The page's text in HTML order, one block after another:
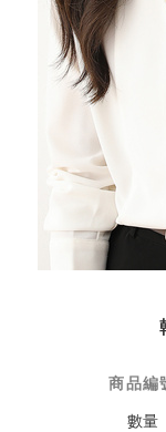
商品編
數量